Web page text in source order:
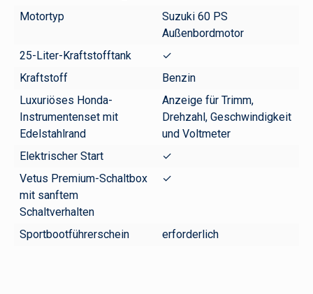
Motortyp
Suzuki 60 PS
Außenbordmotor
25-Liter-Kraftstofftank
✓
Kraftstoff
Benzin
Luxuriöses Honda-
Instrumentenset mit
Edelstahlrand
Anzeige für Trimm,
Drehzahl, Geschwindigkeit
und Voltmeter
Elektrischer Start
✓
Vetus Premium-Schaltbox
mit sanftem
Schaltverhalten
✓
Sportbootführerschein erforderlich